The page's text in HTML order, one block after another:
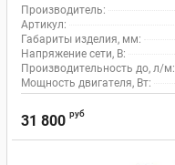
Производитель:
Артикул:
Габариты изделия, мм:
Напряжение сети, В:
Производительность до, л/м:
Мощность двигателя, Вт:
31 800 руб